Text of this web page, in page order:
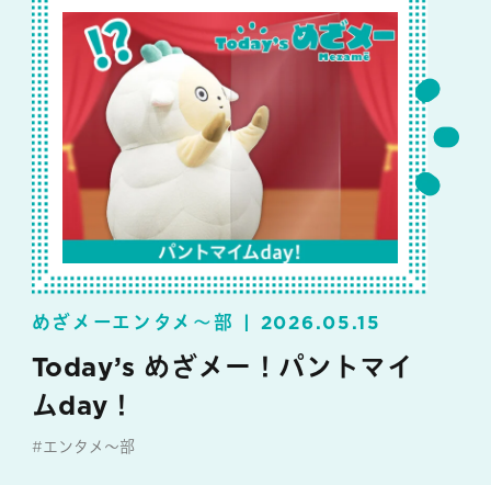
めざメーエンタメ～部 2026.05.15
Today’s めざメー！パントマイ
ムday！
#エンタメ～部